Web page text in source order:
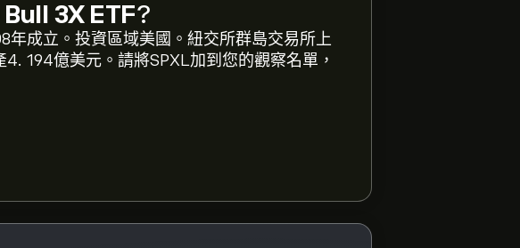
3X ETF?
年成立。投資區域美國。紐交所群島交易所上
194億美元。請將SPXL加到您的觀察名單，
，並縮小以檢視Direxion Daily S&P 500 Bull
500 Bull 3X ETF 的價格在過去一年內介於
Daily S&P 500 Bull 3X ETF (SPXL)"」頁
定價格購買 SPXL。